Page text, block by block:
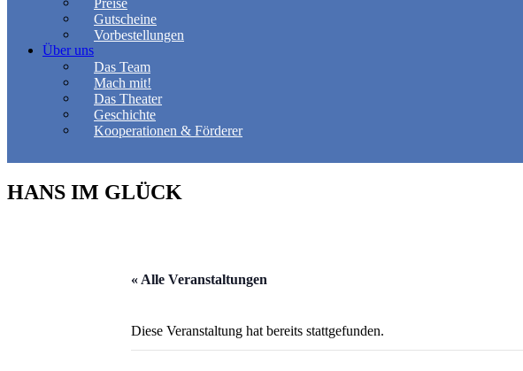
Gutscheine
Vorbestellungen
Über uns
Das Team
Mach mit!
Das Theater
Geschichte
Kooperationen & Förderer
HANS IM GLÜCK
« Alle Veranstaltungen
Diese Veranstaltung hat bereits stattgefunden.